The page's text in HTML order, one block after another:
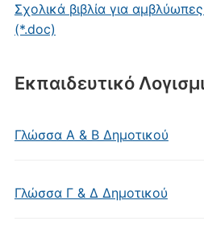
Σχολικά βιβλία για
(*.doc)
Εκπαιδευτικό
Γλώσσα Α & Β Δημοτικού
Γλώσσα Γ & Δ Δημοτικού